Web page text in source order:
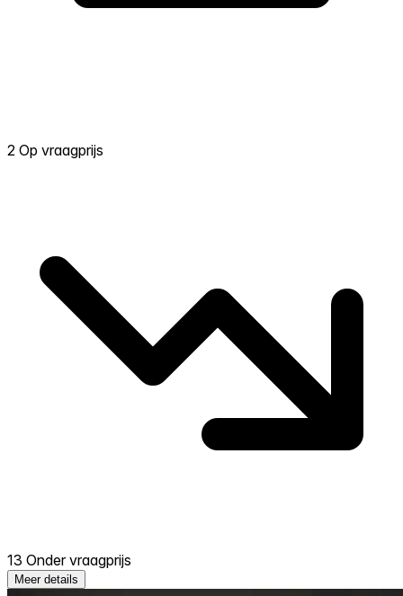
2 Op vraagprijs
13 Onder vraagprijs
Meer details